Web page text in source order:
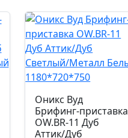
Ролики
d65/PU
Механизм
Газпатрон мм.
Благородный
2400*1200*750
Оникс Вуд
Брифинг-приставка
OW.BR-11 Дуб
Аттик/Дуб